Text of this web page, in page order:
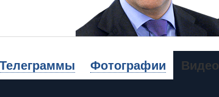
Телеграммы Фотографии Видео